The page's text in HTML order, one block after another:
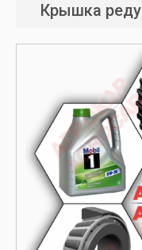
Крышка